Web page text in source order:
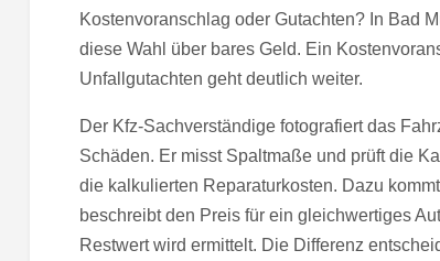
Kostenvoranschlag oder Gutachten? In Bad
diese Wahl über bares Geld. Ein
Unfallgutachten geht deutlich weiter.
Der Kfz-Sachverständige fotografiert das
Schäden. Er misst Spaltmaße und prüft die
die kalkulierten Reparaturkosten. Dazu
beschreibt den Preis für ein gleichwertiges
Restwert wird ermittelt. Die Differenz